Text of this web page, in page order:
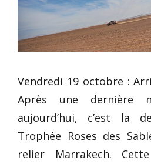
Vendredi 19 octobre :
Après une dernière
aujourd’hui, c’est la
Trophée Roses des
relier Marrakech.